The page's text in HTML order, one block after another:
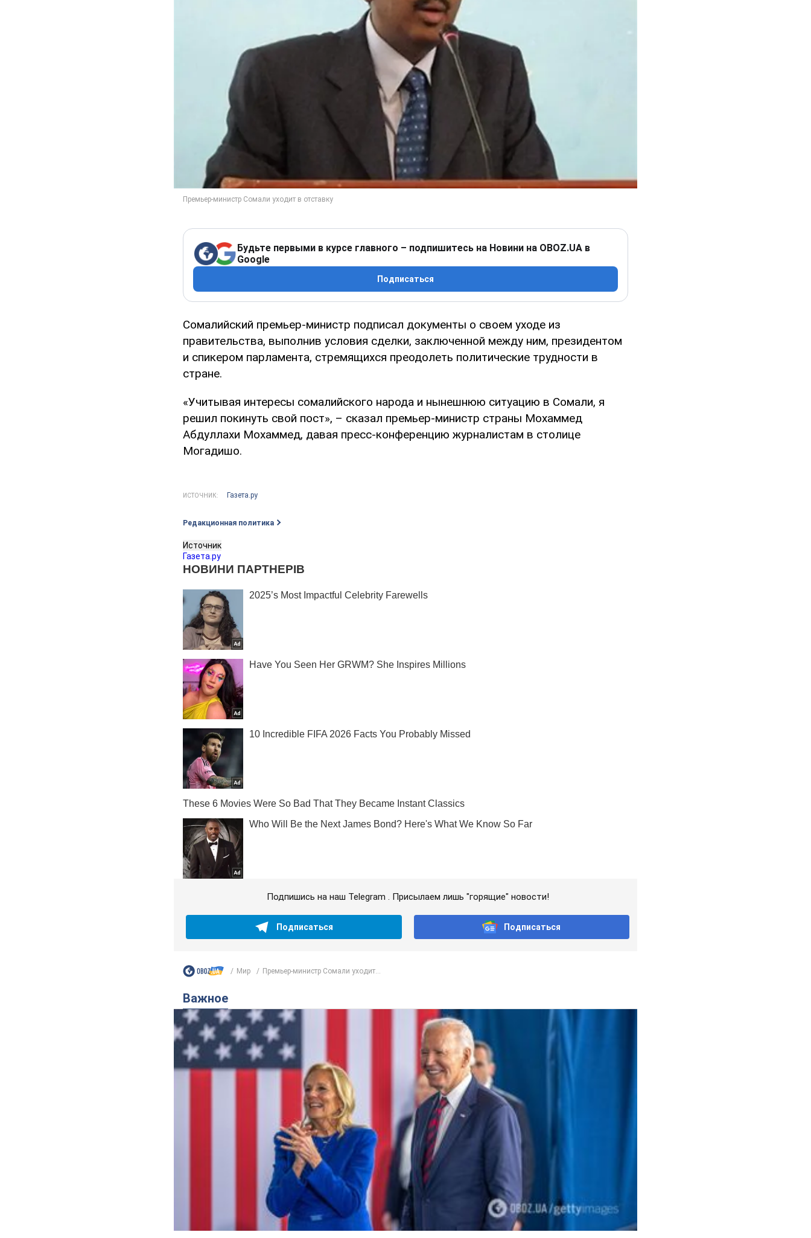
Будьте первыми в курсе главного – подпишитесь на Новини на OBOZ.UA в
Google
Подписаться
Сомалийский премьер-министр подписал документы о своем уходе из
правительства, выполнив условия сделки, заключенной между ним, президентом
и спикером парламента, стремящихся преодолеть политические трудности в
стране.
«Учитывая интересы сомалийского народа и нынешнюю ситуацию в Сомали, я
решил покинуть свой пост», – сказал премьер-министр страны Мохаммед
Абдуллахи Мохаммед, давая пресс-конференцию журналистам в столице
Могадишо.
ИСТОЧНИК: Газета.ру
Редакционная политика
Источник
Газета.ру
Подпишись на наш Telegram . Присылаем лишь "горящие" новости!
Подписаться Подписаться
Мир Премьер-министр Сомали уходит...
Важное